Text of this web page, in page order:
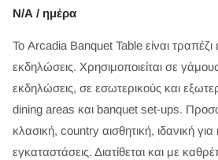
Ν/Α / ημέρα
Το Arcadia Banquet Table είναι
εκδηλώσεις. Χρησιμοποιείται σε
εκδηλώσεις, σε εσωτερικούς και
dining areas και banquet set-ups.
κλασική, country αισθητική, ιδανική
εγκαταστάσεις. Διατίθεται και με